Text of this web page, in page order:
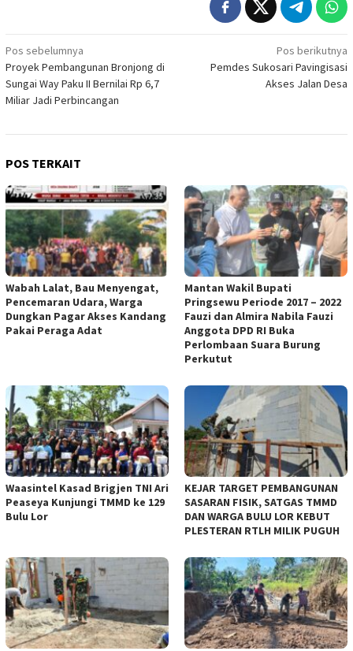
Navigasi
pos
Pos sebelumnya
Proyek Pembangunan Bronjong di
Sungai Way Paku II Bernilai Rp 6,7
Miliar Jadi Perbincangan
Pos berikutnya
Pemdes Sukosari Pavingisasi
Akses Jalan Desa
POS TERKAIT
Wabah Lalat, Bau Menyengat,
Pencemaran Udara, Warga
Dungkan Pagar Akses Kandang
Pakai Peraga Adat
Mantan Wakil Bupati
Pringsewu Periode 2017 – 2022
Fauzi dan Almira Nabila Fauzi
Anggota DPD RI Buka
Perlombaan Suara Burung
Perkutut
Waasintel Kasad Brigjen TNI Ari
Peaseya Kunjungi TMMD ke 129
Bulu Lor
KEJAR TARGET PEMBANGUNAN
SASARAN FISIK, SATGAS TMMD
DAN WARGA BULU LOR KEBUT
PLESTERAN RTLH MILIK PUGUH